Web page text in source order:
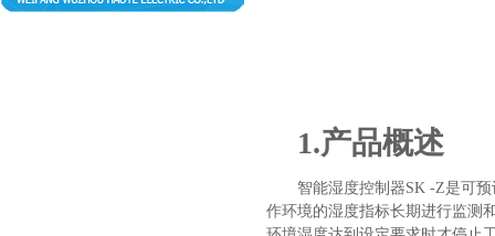
1.产品概述
智能湿度控制器SK -Z是可
作环境的湿度指标长期进行监测